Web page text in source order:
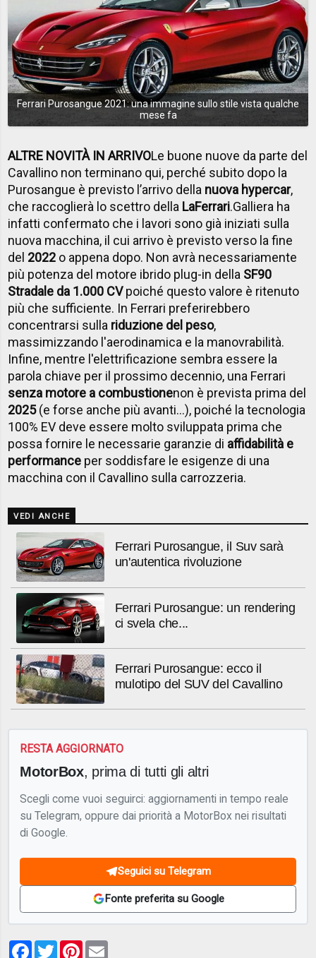
Ferrari Purosangue 2021: una immagine sullo stile vista qualche
mese fa
ALTRE NOVITÀ IN ARRIVOLe buone nuove da parte del
Cavallino non terminano qui, perché subito dopo la
Purosangue è previsto l’arrivo della nuova hypercar,
che raccoglierà lo scettro della LaFerrari.Galliera ha
infatti confermato che i lavori sono già iniziati sulla
nuova macchina, il cui arrivo è previsto verso la fine
del 2022 o appena dopo. Non avrà necessariamente
più potenza del motore ibrido plug-in della SF90
Stradale da 1.000 CVpoiché questo valore è ritenuto
più che sufficiente. In Ferrari preferirebbero
concentrarsi sulla riduzione del peso,
massimizzando l'aerodinamica e la manovrabilità.
Infine, mentre l'elettrificazione sembra essere la
parola chiave per il prossimo decennio, una Ferrari
senza motore a combustionenon è prevista prima del
2025(e forse anche più avanti...), poiché la tecnologia
100% EV deve essere molto sviluppata prima che
possa fornire le necessarie garanzie di affidabilità e
performance per soddisfare le esigenze di una
macchina con il Cavallino sulla carrozzeria.
VEDI ANCHE
Ferrari Purosangue, il Suv sarà
un'autentica rivoluzione
Ferrari Purosangue: un rendering
ci svela che...
Ferrari Purosangue: ecco il
mulotipo del SUV del Cavallino
RESTA AGGIORNATO
MotorBox, prima di tutti gli altri
Scegli come vuoi seguirci: aggiornamenti in tempo reale
su Telegram, oppure dai priorità a MotorBox nei risultati
di Google.
Seguici su Telegram
Fonte preferita su Google
Facebook
TwitterPinterest